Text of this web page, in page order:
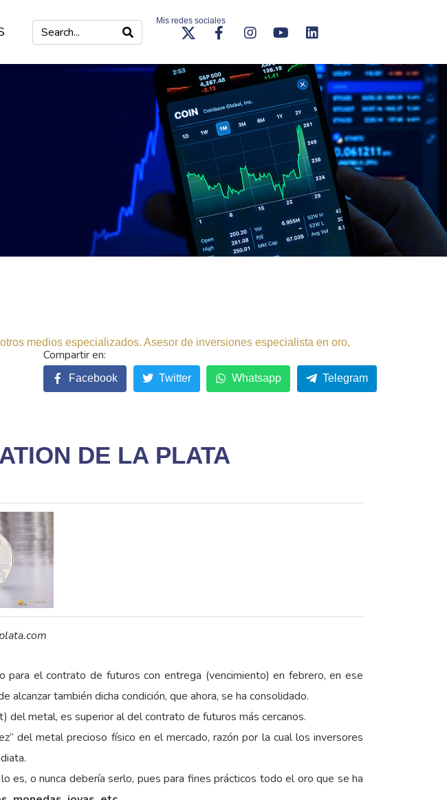
Mis redes sociales
medios especializados. Asesor de inversiones especialista en oro,
DE LA PLATA
para el contrato de futuros con entrega (vencimiento) en febrero, en ese
también dicha condición, que ahora, se ha consolidado.
del metal, es superior al del contrato de futuros más cercanos.
del metal precioso físico en el mercado, razón por la cual los inversores
es, o nunca debería serlo, pues para fines prácticos todo el oro que se ha
Facebook Twitter Whatsapp Telegram